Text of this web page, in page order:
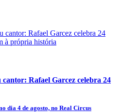
Rafael Garcez celebra 24
dia 4 de agosto, no Real Circus